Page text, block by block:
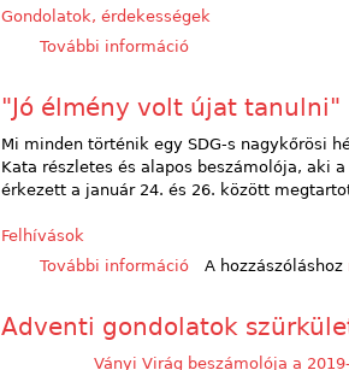
Gondolatok, érdekességek
További információVerseny leendő
"Jó élmény volt újat tanulni"
Mi minden történik egy SDG-s nagykőrösi
Kata részletes és alapos beszámolója, aki
érkezett a január 24. és 26. között
Felhívások
További információ"Jó élmény volt
A hozzászóláshoz
Adventi gondolatok
Ványi Virág beszámolója a